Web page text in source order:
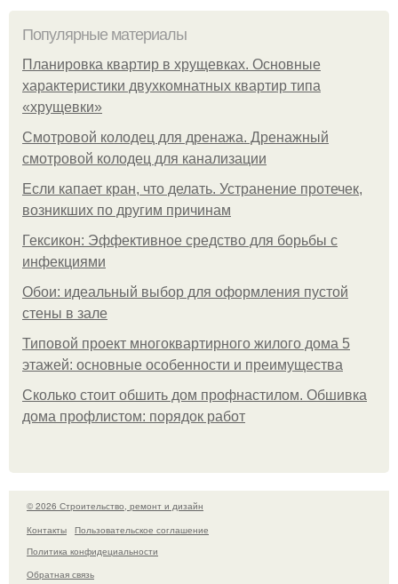
Популярные материалы
Планировка квартир в хрущевках. Основные
характеристики двухкомнатных квартир типа
«хрущевки»
Смотровой колодец для дренажа. Дренажный
смотровой колодец для канализации
Если капает кран, что делать. Устранение протечек,
возникших по другим причинам
Гексикон: Эффективное средство для борьбы с
инфекциями
Обои: идеальный выбор для оформления пустой
стены в зале
Типовой проект многоквартирного жилого дома 5
этажей: основные особенности и преимущества
Сколько стоит обшить дом профнастилом. Обшивка
дома профлистом: порядок работ
© 2026 Строительство, ремонт и дизайн
Контакты
Пользовательское соглашение
Политика конфидециальности
Обратная связь